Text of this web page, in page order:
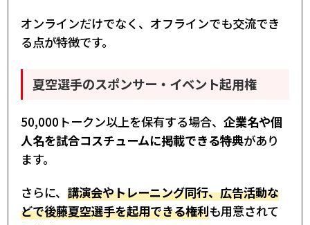
オンラインだけでなく、オフラインでも交流でき
る点が特徴です。
夏空選手のスポンサー・イベント起用権
50,000トークン以上を保有する場合、 企業名や個
人名を試合コスチュームに掲載できる特典があり
ます。
さらに、 講演会やトレーニング同行、広告活動な
どで後藤夏空選手を起用できる権利も用意されて